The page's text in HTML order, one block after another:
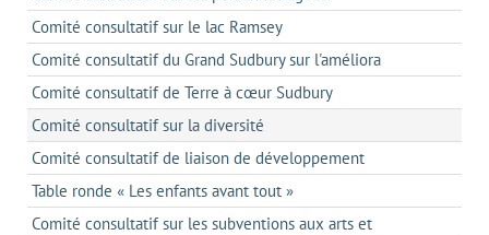
Comité consultatif sur le lac Ramsey
Comité consultatif du Grand Sudbury sur l'améliora
Comité consultatif de Terre à cœur Sudbury
Comité consultatif sur la diversité
Comité consultatif de liaison de développement
Table ronde « Les enfants avant tout »
Comité consultatif sur les subventions aux arts et